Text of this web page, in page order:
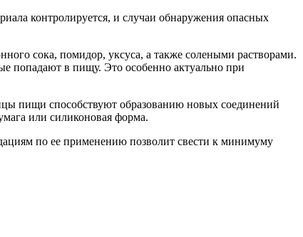
контролируется, и случаи обнаружения опасных
сока, помидор, уксуса, а также солеными растворами.
попадают в пищу. Это особенно актуально при
пищи способствуют образованию новых соединений
или силиконовая форма.
по ее применению позволит свести к минимуму